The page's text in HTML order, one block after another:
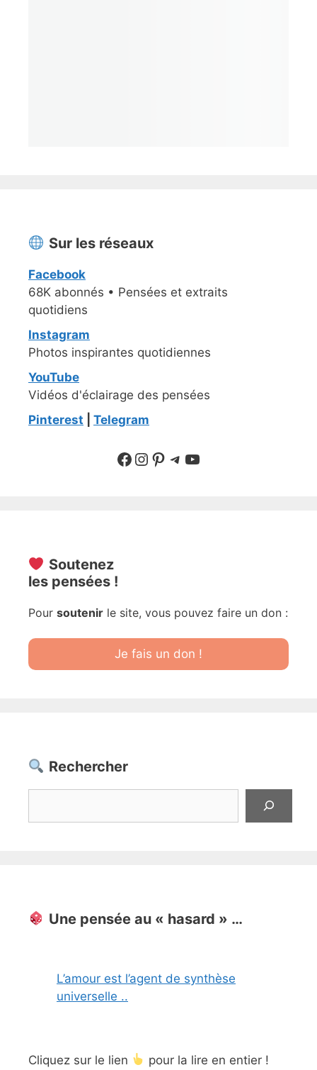
Sur les réseaux
Facebook
68K abonnés • Pensées et extraits
quotidiens
Instagram
Photos inspirantes quotidiennes
YouTube
Vidéos d'éclairage des pensées
Pinterest
Telegram
Suivre sur Facebook
Suivre sur Instagram
Pinterest
Sur Telegram
YouTube
Soutenez
les pensées !
Pour soutenir le site, vous pouvez faire un don :
Je fais un don !
Rechercher
Une pensée au « hasard » …
L’amour est l’agent de synthèse
universelle ..
Cliquez sur le lien pour la lire en entier !